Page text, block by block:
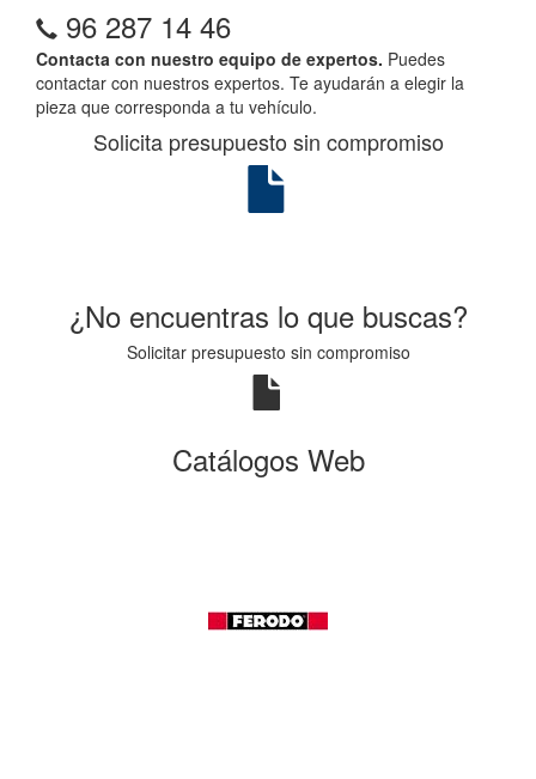
96 287 14 46
Contacta con nuestro equipo de expertos. Puedes
contactar con nuestros expertos. Te ayudarán a elegir la
pieza que corresponda a tu vehículo.
Solicita presupuesto sin compromiso
¿No encuentras lo que buscas?
Solicitar presupuesto sin compromiso
Catálogos Web